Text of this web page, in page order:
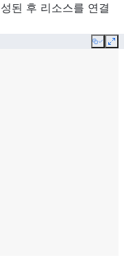
된 후 리소스를 연결
Copy